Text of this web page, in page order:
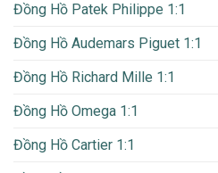
Đồng Hồ Patek Philippe 1:1
Đồng Hồ Audemars Piguet 1:1
Đồng Hồ Richard Mille 1:1
Đồng Hồ Omega 1:1
Đồng Hồ Cartier 1:1